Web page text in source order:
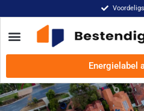
Energielabel